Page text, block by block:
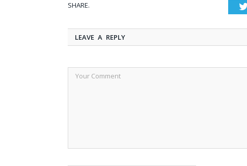
SHARE.
LEAVE A REPLY